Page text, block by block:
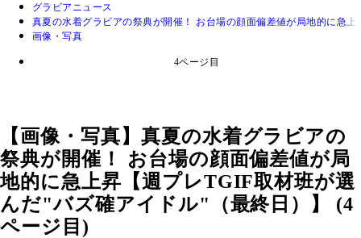
グラビアニュース
真夏の水着グラビアの祭典が開催！ お台場の顔面偏差値が局地的に急
画像・写真
4ページ目
【画像・写真】真夏の水着グラビアの
祭典が開催！ お台場の顔面偏差値が局
地的に急上昇【週プレTGIF取材班が選
んだ"バズ確アイドル"（最終日）】 (4
ページ目)